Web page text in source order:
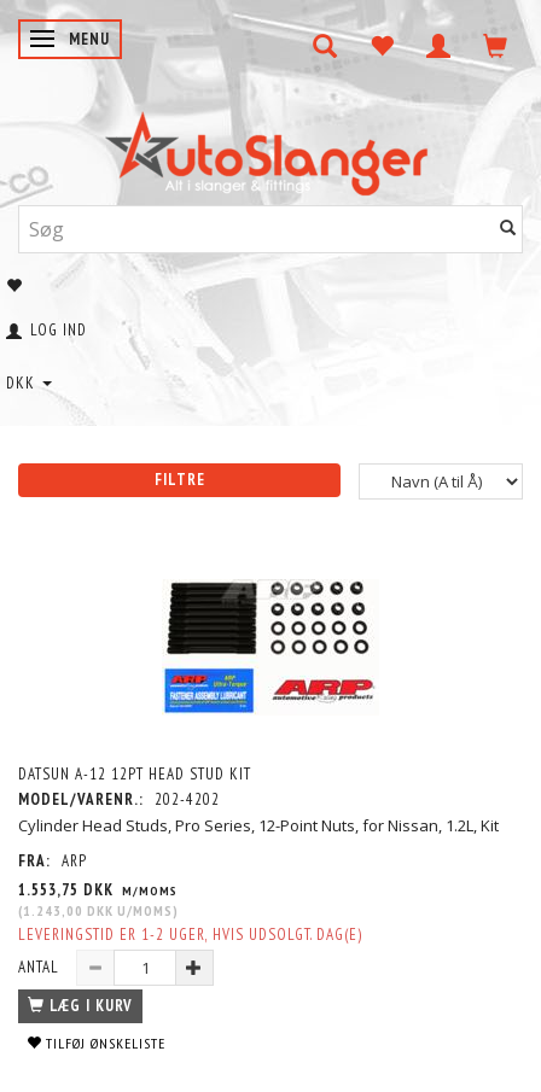
SKIFTE NAVIGATION
MENU
LOG IND
DKK
FILTRE
DATSUN A-12 12PT HEAD STUD KIT
MODEL/VARENR.:
202-4202
Cylinder Head Studs, Pro Series, 12-Point Nuts, for Nissan, 1.2L, Kit
FRA: ARP
1.553,75 DKK M/MOMS
(1.243,00 DKK U/MOMS )
LEVERINGSTID ER 1-2 UGER, HVIS UDSOLGT. DAG(E)
ANTAL
LÆG I KURV
TILFØJ ØNSKELISTE